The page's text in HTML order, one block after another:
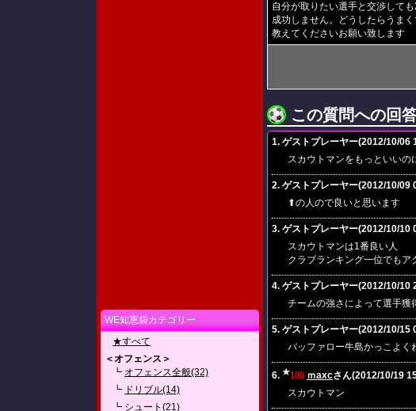
WE知恵袋カテゴリー
★すべて
＜オフェンス＞
┗ オフェンス全般(32)
┗ ドリブル(14)
┗ シュート(21)
自分が取りたい選手と交渉して
成功しません。どうしたらうまく
教えてくださいお願い致します
この質問への回
1. ゲストプレーヤー(2012/10/06
スカウトマンをもっといい
2. ゲストプレーヤー(2012/10/09
⬆の人ので良いと思います
3. ゲストプレーヤー(2012/10/10
スカウトマンは1番良い人
クラブランキング一位でも
4. ゲストプレーヤー(2012/10/10
チームの強さによって選手獲
5. ゲストプレーヤー(2012/10/15
バッファロー牛島かっこよく
6. ★106 ｍaxcさん(2012/10/19
スカウトマン